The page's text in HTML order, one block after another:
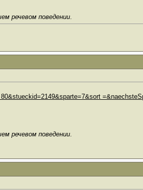
речевом поведении.
речевом поведении.